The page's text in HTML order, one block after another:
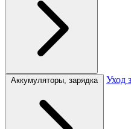
Аккумуляторы, зарядка Уход